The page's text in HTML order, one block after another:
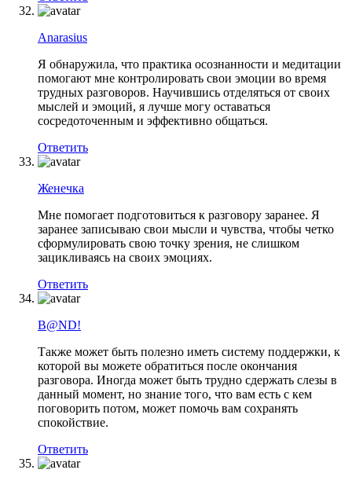
Anarasius
Я обнаружила, что практика осознанности и медитации
помогают мне контролировать свои эмоции во время
трудных разговоров. Научившись отделяться от своих
мыслей и эмоций, я лучше могу оставаться
сосредоточенным и эффективно общаться.
Ответить
Женечка
Мне помогает подготовиться к разговору заранее. Я
заранее записываю свои мысли и чувства, чтобы четко
сформулировать свою точку зрения, не слишком
зацикливаясь на своих эмоциях.
Ответить
B@ND!
Также может быть полезно иметь систему поддержки, к
которой вы можете обратиться после окончания
разговора. Иногда может быть трудно сдержать слезы в
данный момент, но знание того, что вам есть с кем
поговорить потом, может помочь вам сохранять
спокойствие.
Ответить